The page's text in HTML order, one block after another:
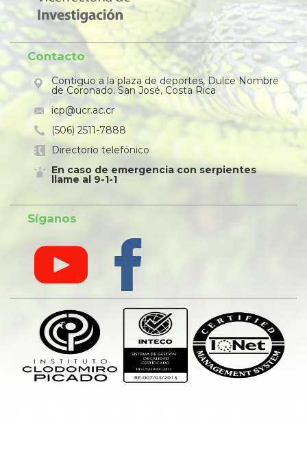
Contacto
Contiguo a la plaza de deportes, Dulce Nombre
de Coronado. San José, Costa Rica
icp@ucr.ac.cr
(506) 2511-7888
Directorio telefónico
En caso de emergencia con serpientes
llame al 9-1-1
Síganos